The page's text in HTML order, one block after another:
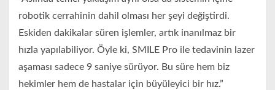
robotik cerrahinin dahil olması her şeyi değiştirdi.
Eskiden dakikalar süren işlemler, artık inanılmaz bir
hızla yapılabiliyor. Öyle ki, SMILE Pro ile tedavinin lazer
aşaması sadece 9 saniye sürüyor. Bu süre hem biz
hekimler hem de hastalar için büyüleyici bir hız.”